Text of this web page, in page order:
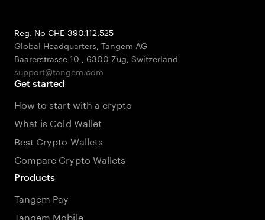
Reg. No CHE-390.112.525
Global Headquarters, Tangem AG
Baarerstrasse 10 , 6300 Zug, Switzerland
support@tangem.com
Get started
How to start with a crypto
What is Cold Wallet
Best Crypto Wallets
Compare Crypto Wallets
Products
Tangem Pay
Tangem Mobile